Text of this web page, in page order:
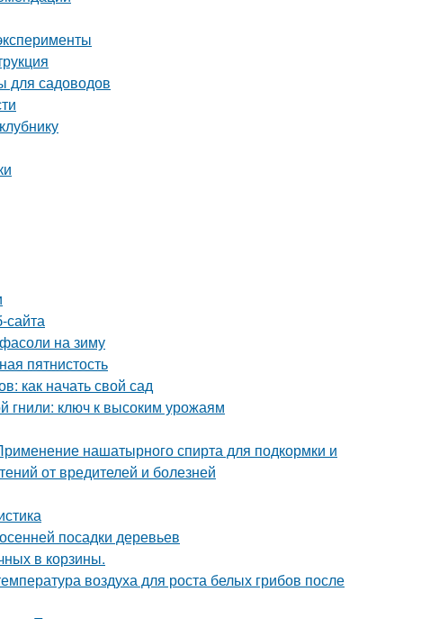
для садоводов
сайта
на зиму
пятнистость
как начать свой сад
гнили: ключ к высоким урожаям
нашатырного спирта для подкормки и
от вредителей и болезней
посадки деревьев
в корзины.
воздуха для роста белых грибов после